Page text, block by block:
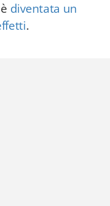
diventata un
.